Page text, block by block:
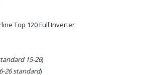
Top 120 Full Inverter
15-26)
26 standard)